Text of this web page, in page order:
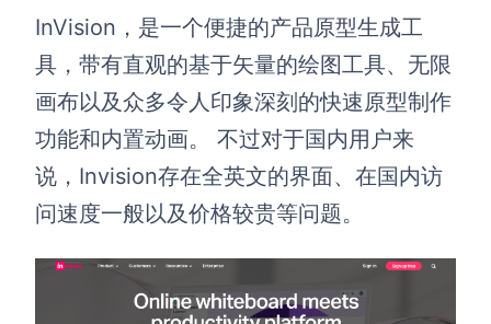
InVision，是一个便捷的产品原型生成工
具，带有直观的基于矢量的绘图工具、无限
画布以及众多令人印象深刻的快速原型制作
功能和内置动画。 不过对于国内用户来
说，Invision存在全英文的界面、在国内访
问速度一般以及价格较贵等问题。